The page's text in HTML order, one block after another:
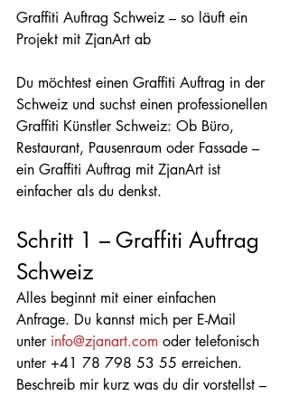
Graffiti Auftrag Schweiz – so läuft ein
Projekt mit ZjanArt ab
Du möchtest einen Graffiti Auftrag in der
Schweiz und suchst einen professionellen
Graffiti Künstler Schweiz: Ob Büro,
Restaurant, Pausenraum oder Fassade –
ein Graffiti Auftrag mit ZjanArt ist
einfacher als du denkst.
Schritt 1 – Graffiti Auftrag
Schweiz
Alles beginnt mit einer einfachen
Anfrage. Du kannst mich per E-Mail
unter info@zjanart.com oder telefonisch
unter +41 78 798 53 55 erreichen.
Beschreib mir kurz was du dir vorstellst –